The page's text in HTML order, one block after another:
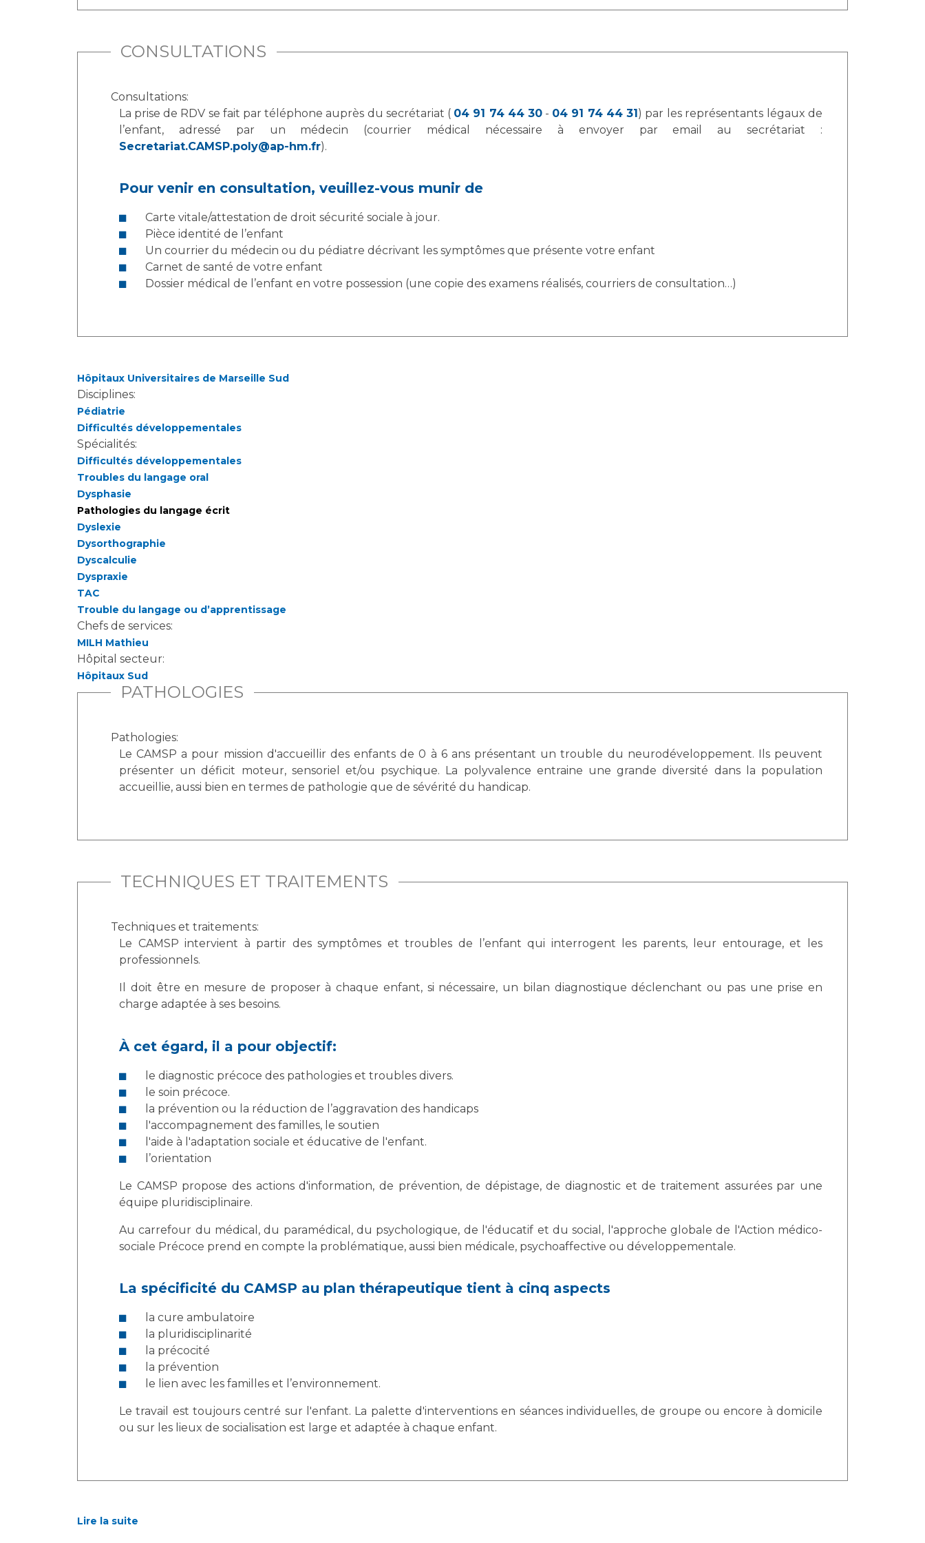
CONSULTATIONS
Consultations:
La prise de RDV se fait par téléphone auprès du secrétariat ( 04 91 74 44 30 - 04 91 74 44 31) par les représentants légaux de
l’enfant, adressé par un médecin (courrier médical nécessaire à envoyer par email au secrétariat :
Secretariat.CAMSP.poly@ap-hm.fr).
Pour venir en consultation, veuillez-vous munir de
Carte vitale/attestation de droit sécurité sociale à jour.
Pièce identité de l’enfant
Un courrier du médecin ou du pédiatre décrivant les symptômes que présente votre enfant
Carnet de santé de votre enfant
Dossier médical de l’enfant en votre possession (une copie des examens réalisés, courriers de consultation…)
Hôpitaux Universitaires de Marseille Sud
Disciplines:
Pédiatrie
Difficultés développementales
Spécialités:
Difficultés développementales
Troubles du langage oral
Dysphasie
Pathologies du langage écrit
Dyslexie
Dysorthographie
Dyscalculie
Dyspraxie
TAC
Trouble du langage ou d’apprentissage
Chefs de services:
MILH Mathieu
Hôpital secteur:
Hôpitaux Sud
PATHOLOGIES
Pathologies:
Le CAMSP a pour mission d'accueillir des enfants de 0 à 6 ans présentant un trouble du neurodéveloppement. Ils peuvent
présenter un déficit moteur, sensoriel et/ou psychique. La polyvalence entraine une grande diversité dans la population
accueillie, aussi bien en termes de pathologie que de sévérité du handicap.
TECHNIQUES ET TRAITEMENTS
Techniques et traitements:
Le CAMSP intervient à partir des symptômes et troubles de l’enfant qui interrogent les parents, leur entourage, et les
professionnels.
Il doit être en mesure de proposer à chaque enfant, si nécessaire, un bilan diagnostique déclenchant ou pas une prise en
charge adaptée à ses besoins.
À cet égard, il a pour objectif:
le diagnostic précoce des pathologies et troubles divers.
le soin précoce.
la prévention ou la réduction de l’aggravation des handicaps
l'accompagnement des familles, le soutien
l'aide à l'adaptation sociale et éducative de l'enfant.
l’orientation
Le CAMSP propose des actions d'information, de prévention, de dépistage, de diagnostic et de traitement assurées par une
équipe pluridisciplinaire.
Au carrefour du médical, du paramédical, du psychologique, de l'éducatif et du social, l'approche globale de l'Action médico-
sociale Précoce prend en compte la problématique, aussi bien médicale, psychoaffective ou développementale.
La spécificité du CAMSP au plan thérapeutique tient à cinq aspects
la cure ambulatoire
la pluridisciplinarité
la précocité
la prévention
le lien avec les familles et l’environnement.
Le travail est toujours centré sur l'enfant. La palette d'interventions en séances individuelles, de groupe ou encore à domicile
ou sur les lieux de socialisation est large et adaptée à chaque enfant.
Lire la suite